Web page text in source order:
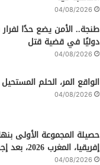
04/08/2026
طنجة.. الأمن يضع حدًا
دوليًا في قضية قتل
04/08/2026
الواقع المر، الحلم المستحيل
04/08/2026
حصيلة المجموعة الأولى
إفريقيا، المغرب 2026، بعد إجراء الجولات الثلاثة
04/08/2026